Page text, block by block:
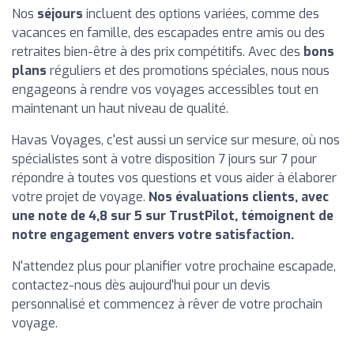
Nos séjours incluent des options variées, comme des
vacances en famille, des escapades entre amis ou des
retraites bien-être à des prix compétitifs. Avec des bons
plans réguliers et des promotions spéciales, nous nous
engageons à rendre vos voyages accessibles tout en
maintenant un haut niveau de qualité.
Havas Voyages, c'est aussi un service sur mesure, où nos
spécialistes sont à votre disposition 7 jours sur 7 pour
répondre à toutes vos questions et vous aider à élaborer
votre projet de voyage. Nos évaluations clients, avec
une note de 4,8 sur 5 sur TrustPilot, témoignent de
notre engagement envers votre satisfaction.
N'attendez plus pour planifier votre prochaine escapade,
contactez-nous dès aujourd'hui pour un devis
personnalisé et commencez à rêver de votre prochain
voyage.